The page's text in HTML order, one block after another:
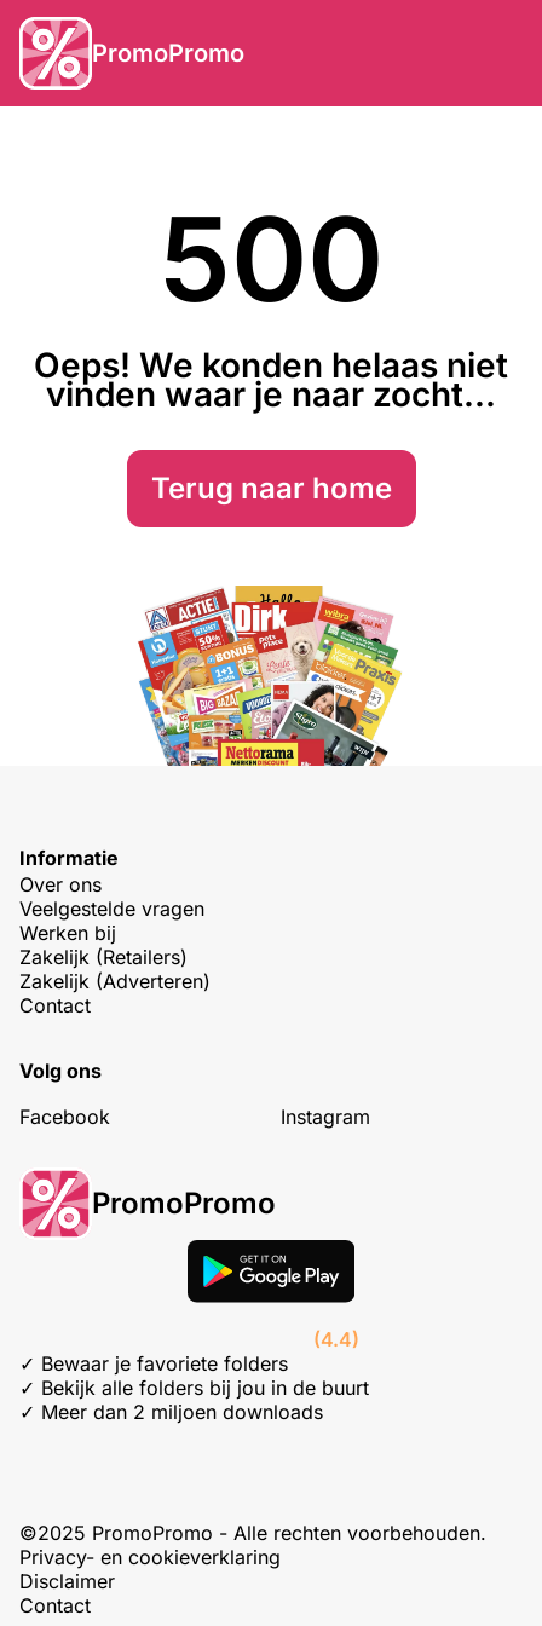
PromoPromo
500
Oeps! We konden helaas niet
vinden waar je naar zocht...
Terug naar home
Informatie
Over ons
Veelgestelde vragen
Werken bij
Zakelijk (Retailers)
Zakelijk (Adverteren)
Contact
Volg ons
Facebook
Instagram
PromoPromo
(4.4)
✓ Bewaar je favoriete folders
✓ Bekijk alle folders bij jou in de buurt
✓ Meer dan 2 miljoen downloads
©2025 PromoPromo - Alle rechten voorbehouden.
Privacy- en cookieverklaring
Disclaimer
Contact